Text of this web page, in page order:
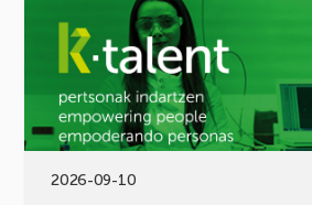
2026-09-10
STEAM
Zientzia
eta
teknologiarako
bokazioa